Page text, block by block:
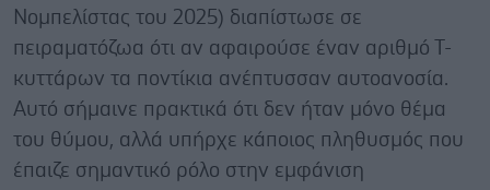
Νομπελίστας του 2025) διαπίστωσε σε
πειραματόζωα ότι αν αφαιρούσε έναν αριθμό Τ-
κυττάρων τα ποντίκια ανέπτυσσαν αυτοανοσία.
Αυτό σήμαινε πρακτικά ότι δεν ήταν μόνο θέμα
του θύμου, αλλά υπήρχε κάποιος πληθυσμός που
έπαιζε σημαντικό ρόλο στην εμφάνιση